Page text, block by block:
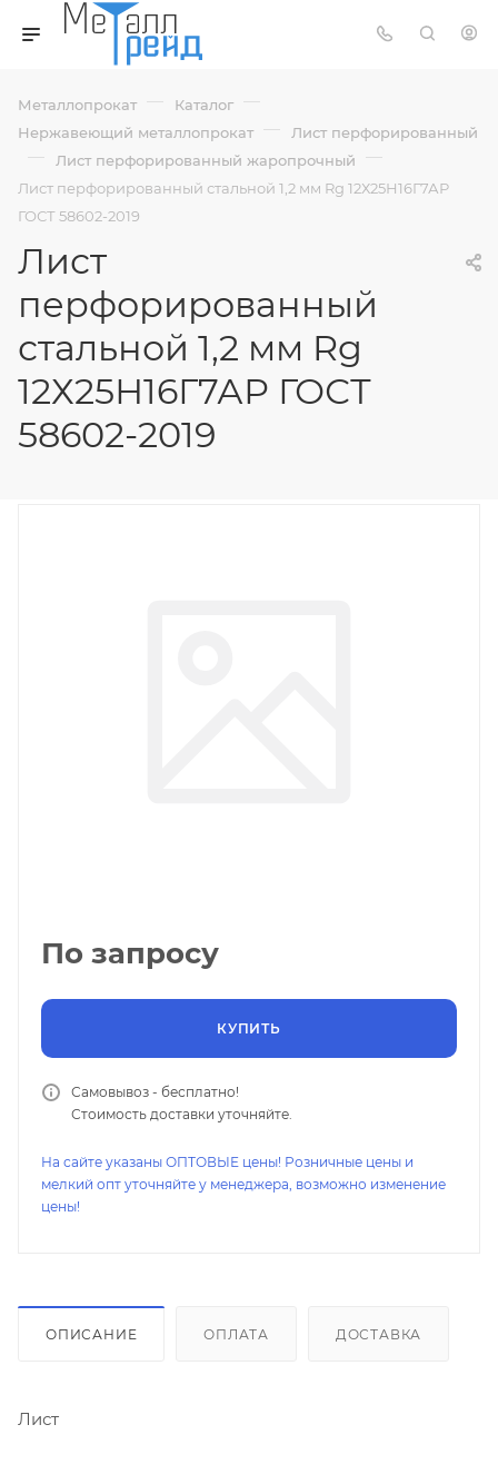
Металлопрокат — Каталог —
Нержавеющий металлопрокат — Лист перфорированный
— Лист перфорированный жаропрочный —
Лист перфорированный стальной 1,2 мм Rg 12Х25Н16Г7АР
ГОСТ 58602-2019
Лист
перфорированный
стальной 1,2 мм Rg
12Х25Н16Г7АР ГОСТ
58602-2019
По запросу
КУПИТЬ
Самовывоз - бесплатно!
Стоимость доставки уточняйте.
На сайте указаны ОПТОВЫЕ цены! Розничные цены и
мелкий опт уточняйте у менеджера, возможно изменение
цены!
ОПИСАНИЕ ОПЛАТА ДОСТАВКА
Лист